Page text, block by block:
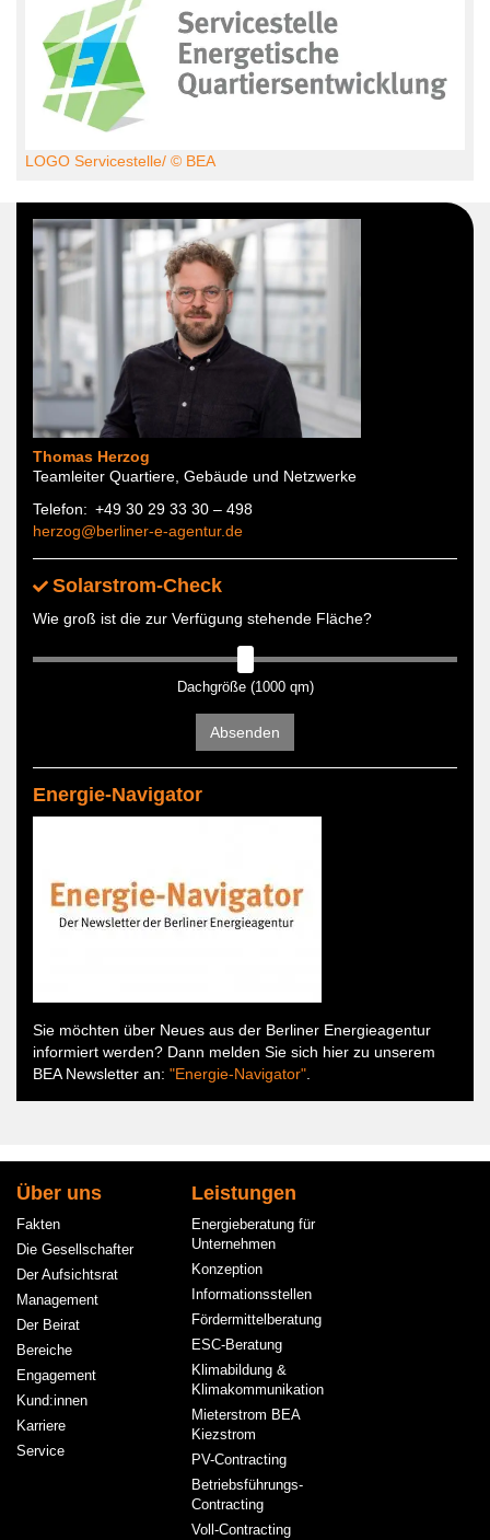
LOGO Servicestelle/ © BEA
Thomas Herzog
Teamleiter Quartiere, Gebäude und Netzwerke
Telefon
+49 30 29 33 30 – 498
herzog@berliner-e-agentur.de
Solarstrom-Check
Wie groß ist die zur Verfügung stehende Fläche?
Dachgröße (1000 qm)
Absenden
Energie-Navigator
Sie möchten über Neues aus der Berliner Energieagentur
informiert werden? Dann melden Sie sich hier zu unserem
BEA Newsletter an: "Energie-Navigator"
Hauptnavigation
Über uns
Fakten
Die Gesellschafter
Der Aufsichtsrat
Management
Der Beirat
Bereiche
Engagement
Kund:innen
Karriere
Service
Leistungen
Energieberatung für
Unternehmen
Konzeption
Informationsstellen
Fördermittelberatung
ESC-Beratung
Klimabildung &
Klimakommunikation
Mieterstrom BEA
Kiezstrom
PV-Contracting
Betriebsführungs-
Contracting
Voll-Contracting